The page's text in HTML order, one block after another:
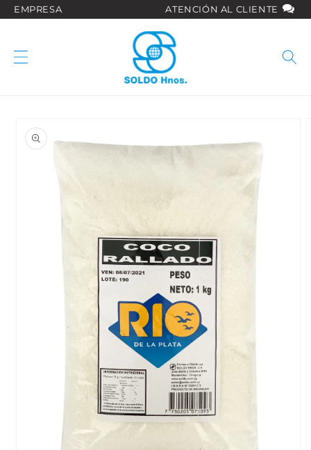
directamente
EMPRESA ATENCIÓN AL CLIENTE
información